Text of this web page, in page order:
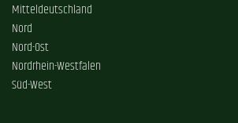
Mitteldeutschland
Nord
Nord-Ost
Nordrhein-Westfalen
Süd-West